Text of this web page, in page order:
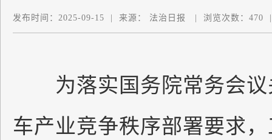
发布时间： 2025-09-15 来源： 法治日报 浏览次数： 470
为落实国务院常务会议
车产业竞争秩序部署要求